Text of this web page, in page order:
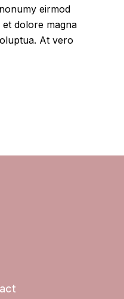
eirmod
dolore magna
At vero